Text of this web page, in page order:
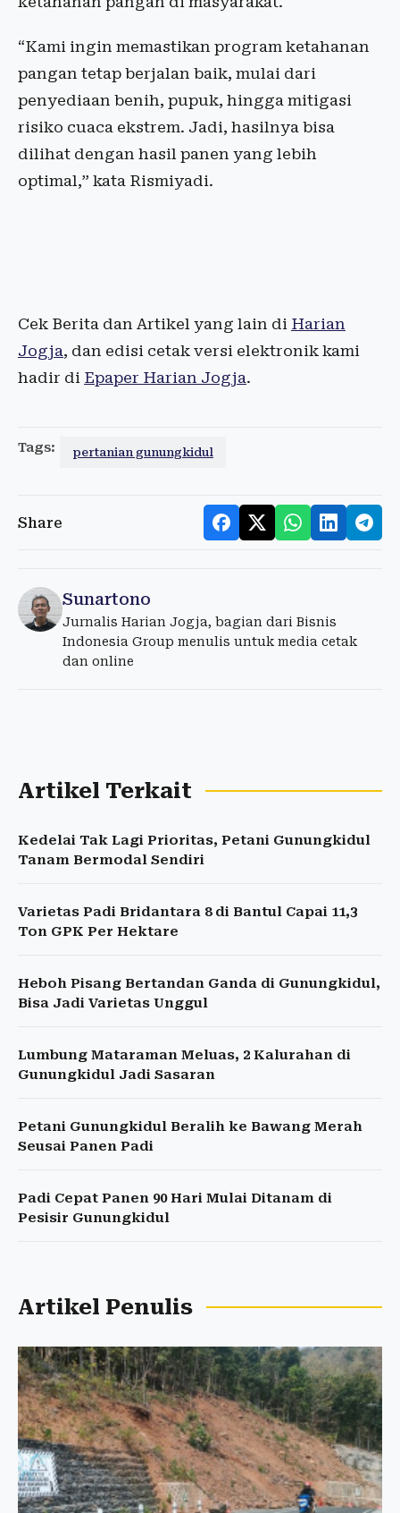
“Kami ingin memastikan program ketahanan
pangan tetap berjalan baik, mulai dari
penyediaan benih, pupuk, hingga mitigasi
risiko cuaca ekstrem. Jadi, hasilnya bisa
dilihat dengan hasil panen yang lebih
optimal,” kata Rismiyadi.
Cek Berita dan Artikel yang lain di Harian
Jogja, dan edisi cetak versi elektronik kami
hadir di Epaper Harian Jogja.
Tags: pertanian gunungkidul
Share
Sunartono
Jurnalis Harian Jogja, bagian dari Bisnis
Indonesia Group menulis untuk media cetak
dan online
Artikel Terkait
Kedelai Tak Lagi Prioritas, Petani Gunungkidul
Tanam Bermodal Sendiri
Varietas Padi Bridantara 8 di Bantul Capai 11,3
Ton GPK Per Hektare
Heboh Pisang Bertandan Ganda di Gunungkidul,
Bisa Jadi Varietas Unggul
Lumbung Mataraman Meluas, 2 Kalurahan di
Gunungkidul Jadi Sasaran
Petani Gunungkidul Beralih ke Bawang Merah
Seusai Panen Padi
Padi Cepat Panen 90 Hari Mulai Ditanam di
Pesisir Gunungkidul
Artikel Penulis